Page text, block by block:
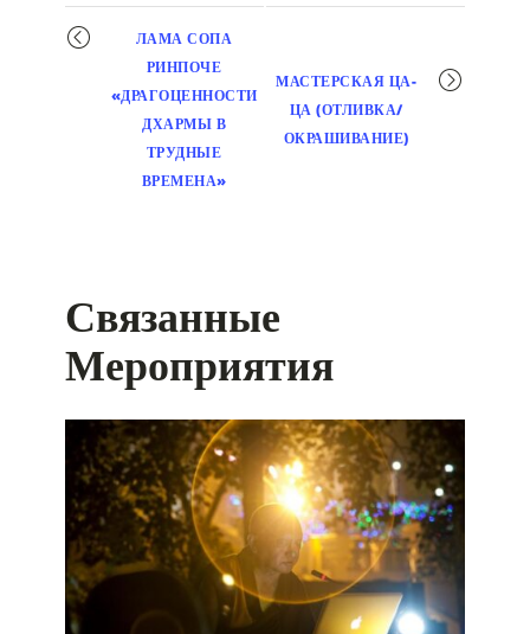
Мероприятие
навигация
ЛАМА СОПА
РИНПОЧЕ
«ДРАГОЦЕННОСТИ
ДХАРМЫ В
ТРУДНЫЕ
ВРЕМЕНА»
МАСТЕРСКАЯ ЦА-
ЦА (ОТЛИВКА/
ОКРАШИВАНИЕ)
Связанные
Мероприятия